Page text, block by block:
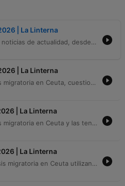
| La Linterna
El programa aborda diversas noticias de actualidad, desde casos recientes de violencia machista en Murcia y Asturias hasta la crisis migratoria de menores en Ceuta. También se analiza el impacto del calor en los medicamentos, el descenso en la compraventa de viviendas y el aumento del precio de los carburantes. Asimismo, se destaca la labor de unas costureras en Córdoba para humanizar la unidad de neonatología, junto con otros temas como el aumento de casos del virus del Nilo en España, incendios forestales en Castellón y un importante hallazgo arqueológico en Ciudad Real.
| La Linterna
Este episodio analiza la crisis migratoria en Ceuta, cuestionando la gestión del gobierno español, la falta de respuesta ante avisos previos y las consecuencias de las sentencias judiciales. Se debate sobre la relación diplomática con Marruecos, la responsabilidad política y el papel de la Unión Europea frente a las fronteras sur. Asimismo, se aborda la polémica sobre la posible sede de la final del Mundial 2030, analizando las presiones geopolíticas y cómo países como Marruecos utilizan eventos deportivos para fortalecer su proyección internacional y ejercer poder blando.
| La Linterna
Este episodio analiza la crisis migratoria en Ceuta y las tensiones políticas derivadas de la gestión de menores, examinando la compleja relación estratégica e interdependencia económica entre España y Marruecos. Se exploran diversas perspectivas sobre la necesidad de recuperar la comunicación diplomática y los riesgos de una posible connivencia estatal ante el aumento de la presión fronteriza. Asimismo, el programa aborda temas de actualidad económica y social, como la subida del precio de los carburantes, el funcionamiento de la hipoteca inversa y las graves consecuencias de los incendios en el sector agrícola de Castellón. Se destaca la urgencia de ayudas para evitar el abandono de tierras y la crisis del relevo generacional en la región.
| La Linterna
Ángel Expósito analiza la crisis migratoria en Ceuta utilizando conceptos de la RAE para cuestionar la gestión gubernamental y la falta de previsión ante los hechos. El episodio también aborda diversas noticias nacionales e internacionales, incluyendo procesos judiciales en Marruecos, el mensaje del Papa y conflictos bélicos. Asimismo, se repasan otros temas de actualidad como la situación de seguridad fronteriza, la apertura de una librería temática en Ureña, noticias sobre los Eagles en Las Vegas y la estrategia política de Gianni Infantino ante su reelección en la FIFA.